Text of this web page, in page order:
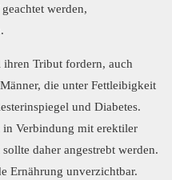
werden,
Tribut fordern, auch
die unter Fettleibigkeit
und Diabetes.
in Verbindung mit erektiler
daher angestrebt werden.
Ernährung unverzichtbar.